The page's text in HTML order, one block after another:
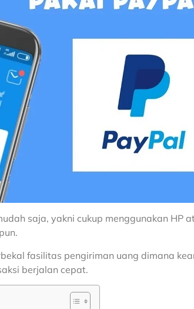
saja, yakni cukup menggunakan HP
fasilitas pengiriman uang dimana
berjalan cepat.